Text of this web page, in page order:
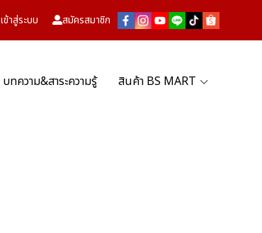
เข้าสู่ระบบ สมัครสมาชิก
บทความ&สาระความรู้ สินค้า BS MART